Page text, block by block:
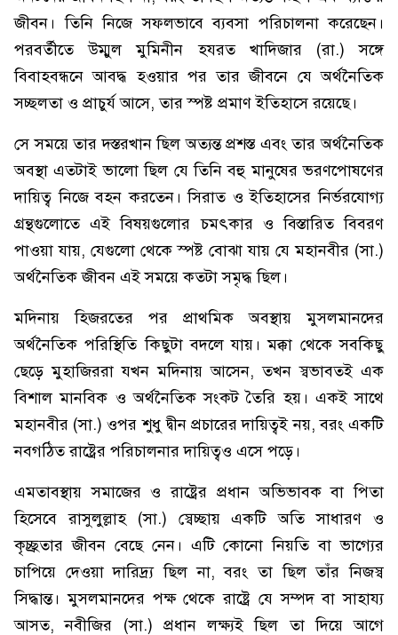
জীবন। তিনি নিজে সফলভাবে ব্যবসা পরিচালনা করেছেন।
পরবর্তীতে উম্মুল মুমিনীন হযরত খাদিজার (রা.) সঙ্গে
বিবাহবন্ধনে আবদ্ধ হওয়ার পর তার জীবনে যে অর্থনৈতিক
সচ্ছলতা ও প্রাচুর্য আসে, তার স্পষ্ট প্রমাণ ইতিহাসে রয়েছে।
সে সময়ে তার দস্তরখান ছিল অত্যন্ত প্রশস্ত এবং তার অর্থনৈতিক
অবস্থা এতটাই ভালো ছিল যে তিনি বহু মানুষের ভরণপোষণের
দায়িত্ব নিজে বহন করতেন। সিরাত ও ইতিহাসের নির্ভরযোগ্য
গ্রন্থগুলোতে এই বিষয়গুলোর চমৎকার ও বিস্তারিত বিবরণ
পাওয়া যায়, যেগুলো থেকে স্পষ্ট বোঝা যায় যে মহানবীর (সা.)
অর্থনৈতিক জীবন এই সময়ে কতটা সমৃদ্ধ ছিল।
মদিনায় হিজরতের পর প্রাথমিক অবস্থায় মুসলমানদের
অর্থনৈতিক পরিস্থিতি কিছুটা বদলে যায়। মক্কা থেকে সবকিছু
ছেড়ে মুহাজিররা যখন মদিনায় আসেন, তখন স্বভাবতই এক
বিশাল মানবিক ও অর্থনৈতিক সংকট তৈরি হয়। একই সাথে
মহানবীর (সা.) ওপর শুধু দ্বীন প্রচারের দায়িত্বই নয়, বরং একটি
নবগঠিত রাষ্ট্রের পরিচালনার দায়িত্বও এসে পড়ে।
এমতাবস্থায় সমাজের ও রাষ্ট্রের প্রধান অভিভাবক বা পিতা
হিসেবে রাসুলুল্লাহ (সা.) স্বেচ্ছায় একটি অতি সাধারণ ও
কৃচ্ছ্রতার জীবন বেছে নেন। এটি কোনো নিয়তি বা ভাগ্যের
চাপিয়ে দেওয়া দারিদ্র্য ছিল না, বরং তা ছিল তাঁর নিজস্ব
সিদ্ধান্ত। মুসলমানদের পক্ষ থেকে রাষ্ট্রে যে সম্পদ বা সাহায্য
আসত, নবীজির (সা.) প্রধান লক্ষ্যই ছিল তা দিয়ে আগে